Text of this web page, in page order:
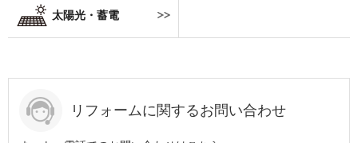
太陽光・蓄電
リフォームに関するお問い合わせ